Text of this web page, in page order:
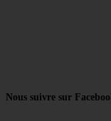
Nous suivre sur